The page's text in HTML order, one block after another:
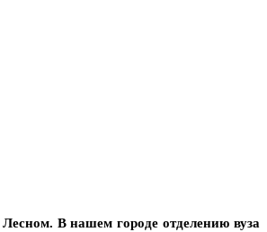
В нашем городе отделению вуза